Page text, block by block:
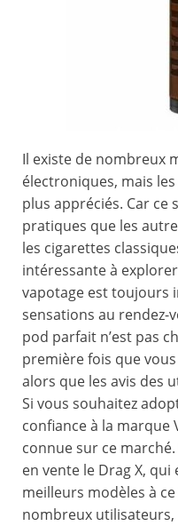
Il existe de nombreux
électroniques, mais
plus appréciés. Car ce
pratiques que les
les cigarettes
intéressante à
vapotage est toujours
sensations au rendez-
pod parfait n’est pas
première fois que vous
alors que les avis des
Si vous souhaitez
confiance à la marque
connue sur ce
en vente le Drag X,
meilleurs modèles à
nombreux